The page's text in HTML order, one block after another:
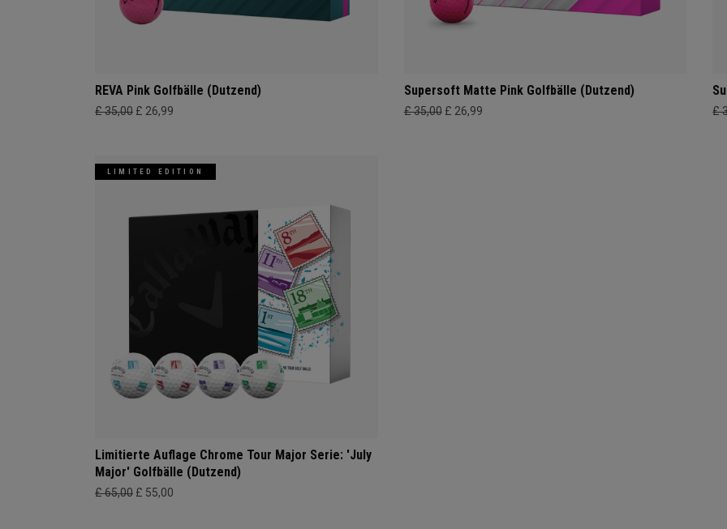
REVA Pink Golfbälle (Dutzend)
£ 35,00 £ 26,99
Supersoft Matte Pink Golfbälle (Dutzend)
£ 35,00 £ 26,99 £
LIMITED EDITION
Limitierte Auflage Chrome Tour Major Serie: 'July
Major' Golfbälle (Dutzend)
£ 65,00 £ 55,00